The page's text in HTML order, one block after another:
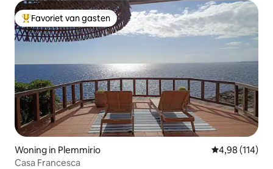
Topfavoriet van gasten
Favoriet van gasten
Woning in Plemmirio Gemiddelde
4,98 (114)
Casa Francesca